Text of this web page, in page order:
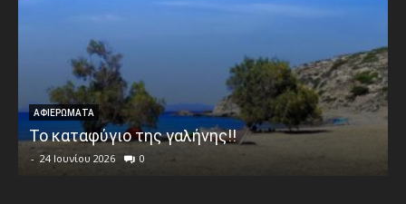
ΑΦΙΕΡΩΜΑΤΑ
Το καταφύγιο της γαλήνης!!
- 24 Ιουνίου 2026 0